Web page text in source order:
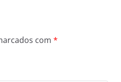
com *